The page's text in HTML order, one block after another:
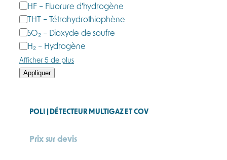
HF – Fluorure d'hydrogène
THT – Tétrahydrothiophène
SO₂ – Dioxyde de soufre
H₂ – Hydrogène
Afficher 5 de plus
Appliquer
POLI | DÉTECTEUR MULTIGAZ ET COV
Prix sur devis